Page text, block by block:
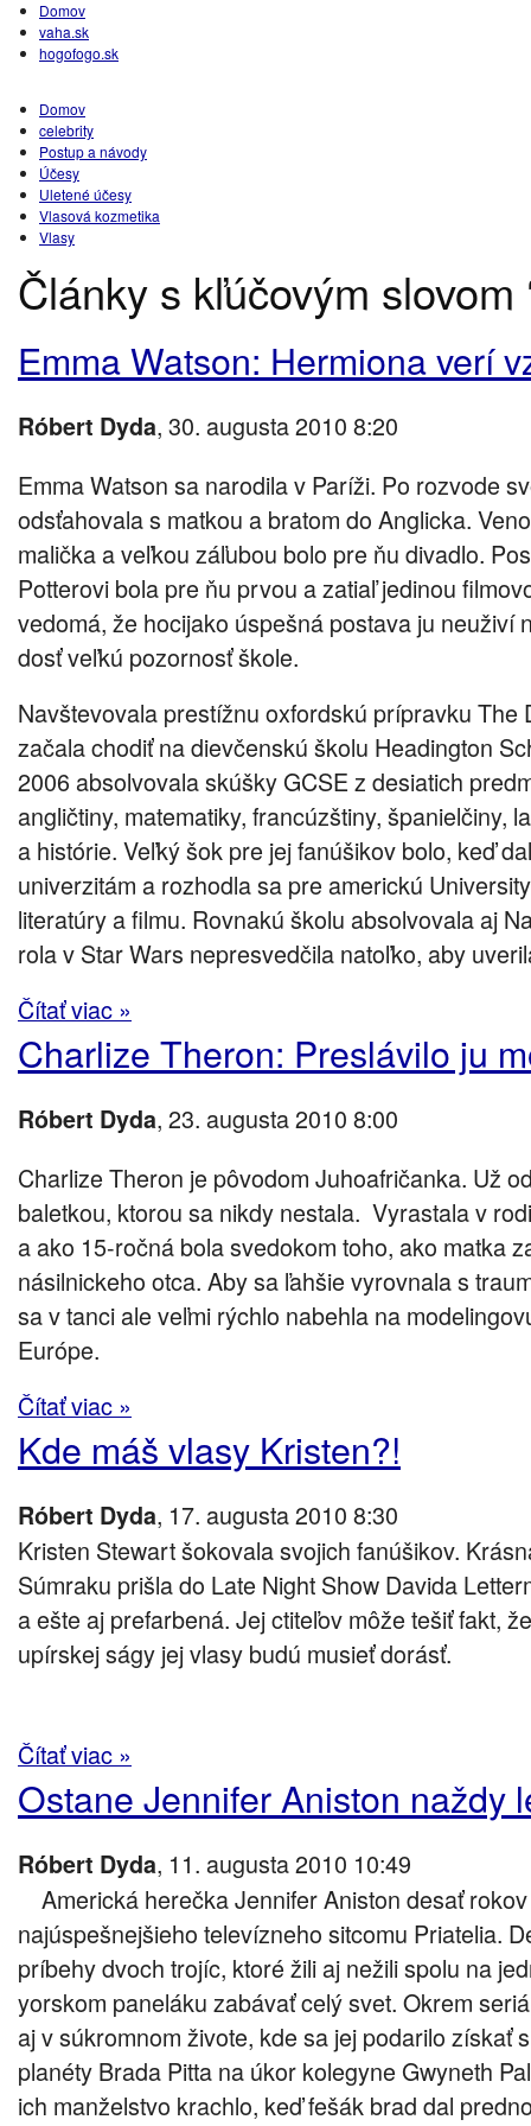
Domov
vaha.sk
hogofogo.sk
Domov
celebrity
Postup a návody
Účesy
Uletené účesy
Vlasová kozmetika
Vlasy
Články s kľúčovým slovom
Emma Watson: Hermiona verí
Róbert Dyda, 30. augusta 2010 8:20
Emma Watson sa narodila v Paríži. Po rozvode
odsťahovala s matkou a bratom do Anglicka.
malička a veľkou záľubou bolo pre ňu divadlo.
Potterovi bola pre ňu prvou a zatiaľ jedinou
vedomá, že hocijako úspešná postava ju neuživí
dosť veľkú pozornosť škole.
Navštevovala prestížnu oxfordskú prípravku The
začala chodiť na dievčenskú školu Headington
2006 absolvovala skúšky GCSE z desiatich
angličtiny, matematiky, francúzštiny, španielčiny,
a histórie. Veľký šok pre jej fanúšikov bolo, keď
univerzitám a rozhodla sa pre americkú
literatúry a filmu. Rovnakú školu absolvovala aj
rola v Star Wars nepresvedčila natoľko, aby
Čítať viac »
Charlize Theron: Preslávilo ju
Róbert Dyda, 23. augusta 2010 8:00
Charlize Theron je pôvodom Juhoafričanka. Už
baletkou, ktorou sa nikdy nestala. Vyrastala v
a ako 15-ročná bola svedokom toho, ako matka
násilnickeho otca. Aby sa ľahšie vyrovnala s
sa v tanci ale veľmi rýchlo nabehla na
Európe.
Čítať viac »
Kde máš vlasy Kristen?!
Róbert Dyda, 17. augusta 2010 8:30
Kristen Stewart šokovala svojich fanúšikov.
Súmraku prišla do Late Night Show Davida
a ešte aj prefarbená. Jej ctiteľov môže tešiť fakt,
upírskej ságy jej vlasy budú musieť dorásť.
Čítať viac »
Ostane Jennifer Aniston naždy
Róbert Dyda, 11. augusta 2010 10:49
Americká herečka Jennifer Aniston desať
najúspešnejšieho televízneho sitcomu Priatelia.
príbehy dvoch trojíc, ktoré žili aj nežili spolu na
yorskom paneláku zabávať celý svet. Okrem
aj v súkromnom živote, kde sa jej podarilo získať
planéty Brada Pitta na úkor kolegyne Gwyneth
ich manželstvo krachlo, keď fešák brad dal